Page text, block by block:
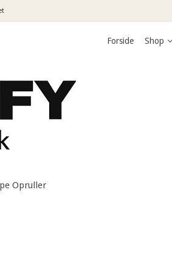
Forside Shop
Opruller